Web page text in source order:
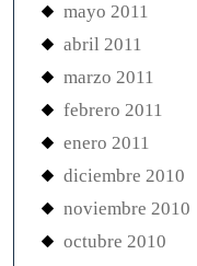
mayo 2011
abril 2011
marzo 2011
febrero 2011
enero 2011
diciembre 2010
noviembre 2010
octubre 2010